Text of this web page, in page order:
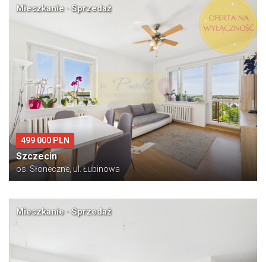
Mieszkanie · Sprzedaż
499 000 PLN
Szczecin
os. Słoneczne, ul. Łubinowa
Mieszkanie · Sprzedaż